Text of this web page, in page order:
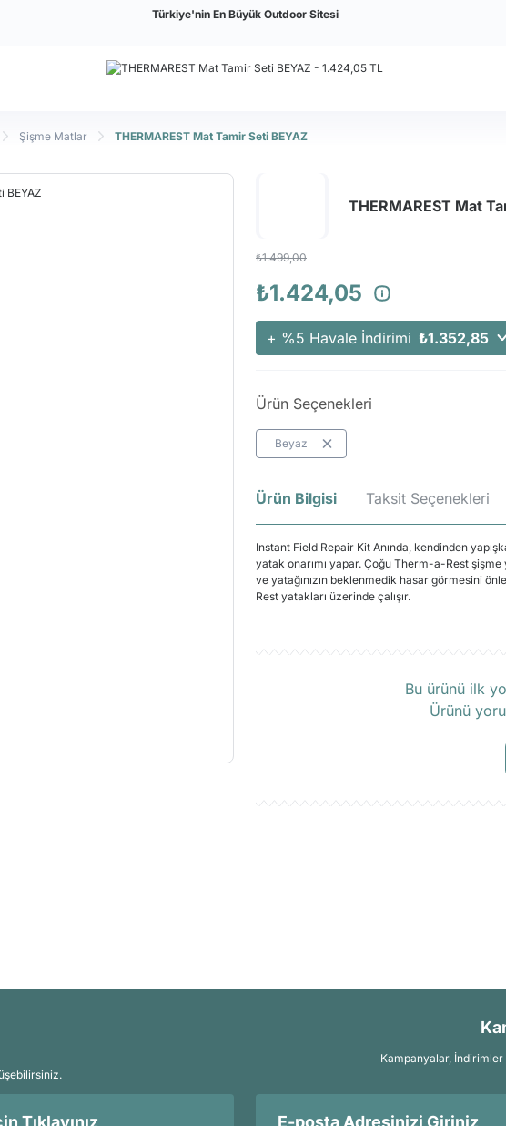
Türkiye'nin En Büyük Outdoor Sitesi
Şişme Matlar THERMAREST Mat Tamir Seti BEYAZ
THERMAREST Mat
₺1.499,00
₺1.424,05
+ %5 Havale İndirimi ₺1.352,85
Ürün Seçenekleri
Beyaz
Ürün Bilgisi Taksit Seçenekleri
Instant Field Repair Kit Anında, kendinden
yatak onarımı yapar. Çoğu Therm-a-Rest
ve yatağınızın beklenmedik hasar görmesini
Rest yatakları üzerinde çalışır.
Bu ürünü ilk
Ürünü
Tıklayınız
Kampanyalar,